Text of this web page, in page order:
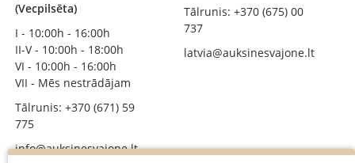
(Vecpilsēta)
I - 10:00h - 16:00h
II-V - 10:00h - 18:00h
VI - 10:00h - 16:00h
VII - Mēs nestrādājam
Tālrunis: +370 (671) 59
775
info@auksinesvajone.lt
Tālrunis: +370 (675) 00
737
latvia@auksinesvajone.lt